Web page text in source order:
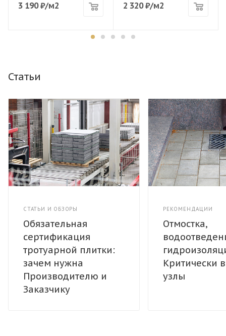
3 190₽/м2 2 320₽/м2
Статьи
СТАТЬИ И ОБЗОРЫ
Обязательная
сертификация
тротуарной плитки:
зачем нужна
Производителю и
Заказчику
РЕКОМЕНДАЦИИ
Отмостка,
Критически
узлы